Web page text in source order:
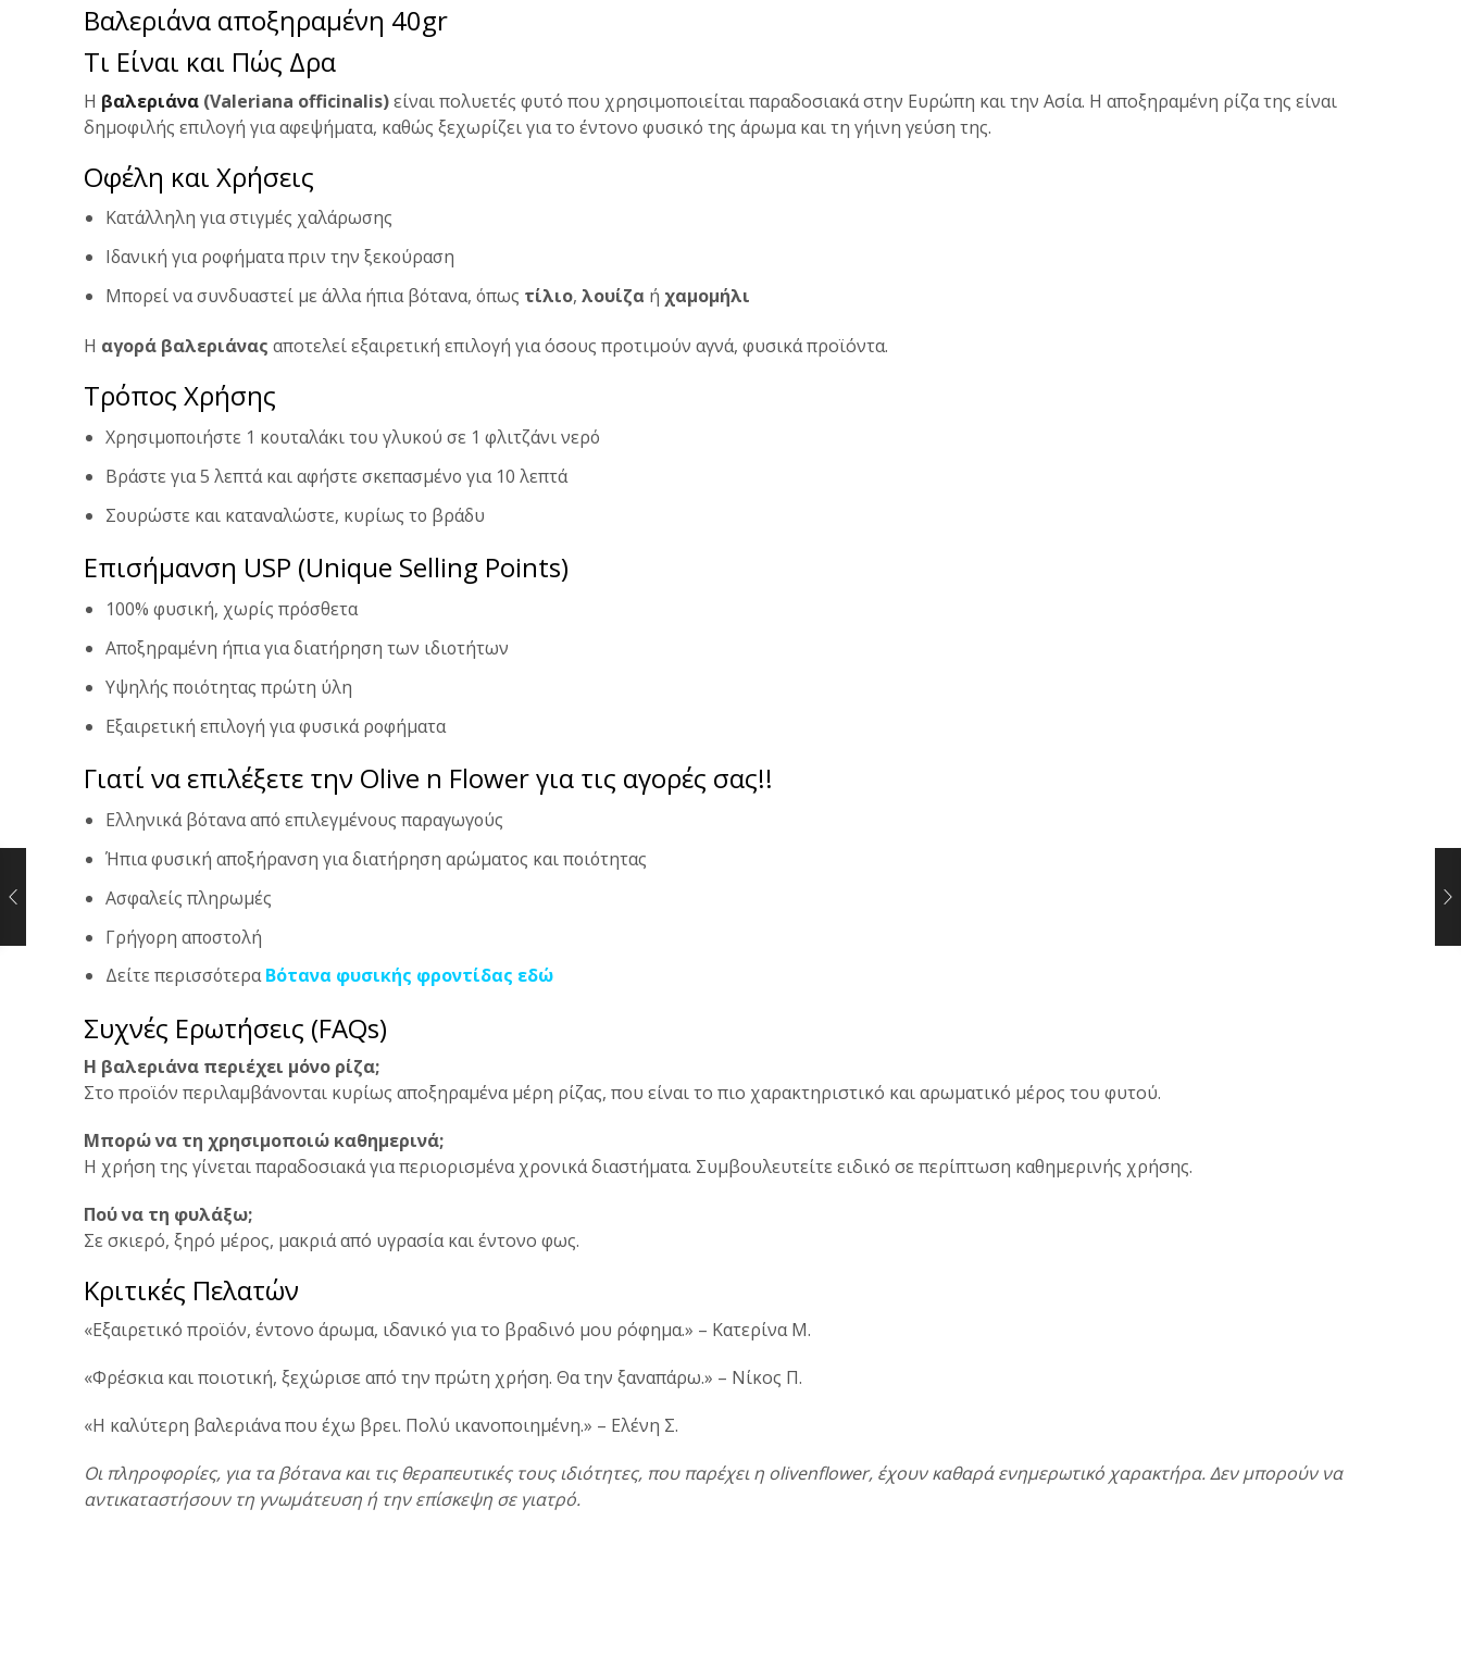
Βαλεριάνα αποξηραμένη 40gr
Τι Είναι και Πώς Δρα
Η βαλεριάνα (Valeriana officinalis)είναι πολυετές φυτό που χρησιμοποιείται παραδοσιακά στην Ευρώπη και την Ασία. Η αποξηραμένη ρίζα της είναι
δημοφιλής επιλογή για αφεψήματα, καθώς ξεχωρίζει για το έντονο φυσικό της άρωμα και τη γήινη γεύση της.
Οφέλη και Χρήσεις
Κατάλληλη για στιγμές χαλάρωσης
Ιδανική για ροφήματα πριν την ξεκούραση
Μπορεί να συνδυαστεί με άλλα ήπια βότανα, όπως τίλιο, λουίζα ή χαμομήλι
Η αγορά βαλεριάνας αποτελεί εξαιρετική επιλογή για όσους προτιμούν αγνά, φυσικά προϊόντα.
Τρόπος Χρήσης
Χρησιμοποιήστε 1 κουταλάκι του γλυκού σε 1 φλιτζάνι νερό
Βράστε για 5 λεπτά και αφήστε σκεπασμένο για 10 λεπτά
Σουρώστε και καταναλώστε, κυρίως το βράδυ
Επισήμανση USP (Unique Selling Points)
100% φυσική, χωρίς πρόσθετα
Αποξηραμένη ήπια για διατήρηση των ιδιοτήτων
Υψηλής ποιότητας πρώτη ύλη
Εξαιρετική επιλογή για φυσικά ροφήματα
Γιατί να επιλέξετε την Olive n Flower για τις αγορές σας!!
Ελληνικά βότανα από επιλεγμένους παραγωγούς
Ήπια φυσική αποξήρανση για διατήρηση αρώματος και ποιότητας
Ασφαλείς πληρωμές
Γρήγορη αποστολή
Δείτε περισσότεραΒότανα φυσικής φροντίδας εδώ
Συχνές Ερωτήσεις (FAQs)
Η βαλεριάνα περιέχει μόνο ρίζα;
Στο προϊόν περιλαμβάνονται κυρίως αποξηραμένα μέρη ρίζας, που είναι το πιο χαρακτηριστικό και αρωματικό μέρος του φυτού.
Μπορώ να τη χρησιμοποιώ καθημερινά;
Η χρήση της γίνεται παραδοσιακά για περιορισμένα χρονικά διαστήματα. Συμβουλευτείτε ειδικό σε περίπτωση καθημερινής χρήσης.
Πού να τη φυλάξω;
Σε σκιερό, ξηρό μέρος, μακριά από υγρασία και έντονο φως.
Κριτικές Πελατών
«Εξαιρετικό προϊόν, έντονο άρωμα, ιδανικό για το βραδινό μου ρόφημα.» – Κατερίνα Μ.
«Φρέσκια και ποιοτική, ξεχώρισε από την πρώτη χρήση. Θα την ξαναπάρω.» – Νίκος Π.
«Η καλύτερη βαλεριάνα που έχω βρει. Πολύ ικανοποιημένη.» – Ελένη Σ.
Οι πληροφορίες, για τα βότανα και τις θεραπευτικές τους ιδιότητες, που παρέχει η olivenflower, έχουν καθαρά ενημερωτικό χαρακτήρα. Δεν μπορούν να
αντικαταστήσουν τη γνωμάτευση ή την επίσκεψη σε γιατρό.